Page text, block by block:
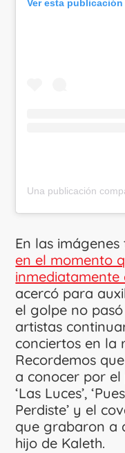
Ver esta
En las
en el momento
inmediatamente
acercó para
el golpe no
artistas
conciertos en la
Recordemos
a conocer por el
‘Las Luces’,
Perdiste’ y el
que grabaron a
hijo de Kaleth.